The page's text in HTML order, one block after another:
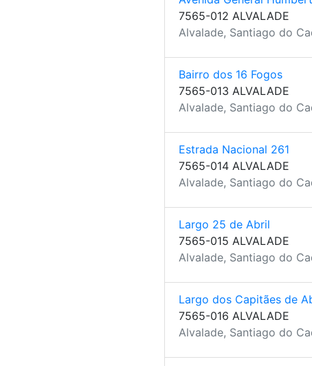
7565-012 ALVALADE
Alvalade, Santiago do
Bairro dos 16 Fogos
7565-013 ALVALADE
Alvalade, Santiago do
Estrada Nacional 261
7565-014 ALVALADE
Alvalade, Santiago do
Largo 25 de Abril
7565-015 ALVALADE
Alvalade, Santiago do
Largo dos Capitães de
7565-016 ALVALADE
Alvalade, Santiago do